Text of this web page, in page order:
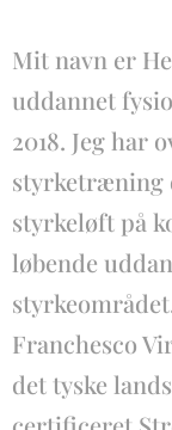
Mit navn er
uddannet
2018. Jeg har
styrketræning
styrkeløft på
løbende
Franchesco
det tyske